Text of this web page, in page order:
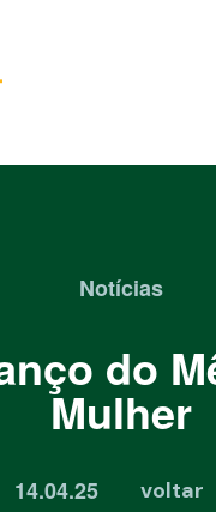
Notícias
do
Mulher
14.04.25 voltar